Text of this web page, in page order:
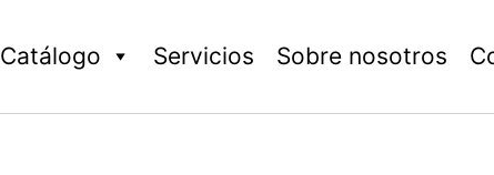
Catálogo Servicios Sobre nosotros